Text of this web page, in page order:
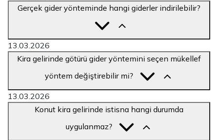
Gerçek gider yönteminde hangi giderler indirilebilir?
13.03.2026
Kira gelirinde götürü gider yöntemini seçen mükellef
yöntem değiştirebilir mi?
13.03.2026
Konut kira gelirinde istisna hangi durumda
uygulanmaz?